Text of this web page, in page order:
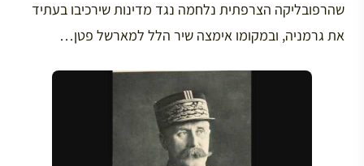
שהרפובליקה הצרפתית נלחמה נגד מדינות שירכיבו בעתיד
את גרמניה, ובמקומו אימצה שיר הלל למארשל פטן…